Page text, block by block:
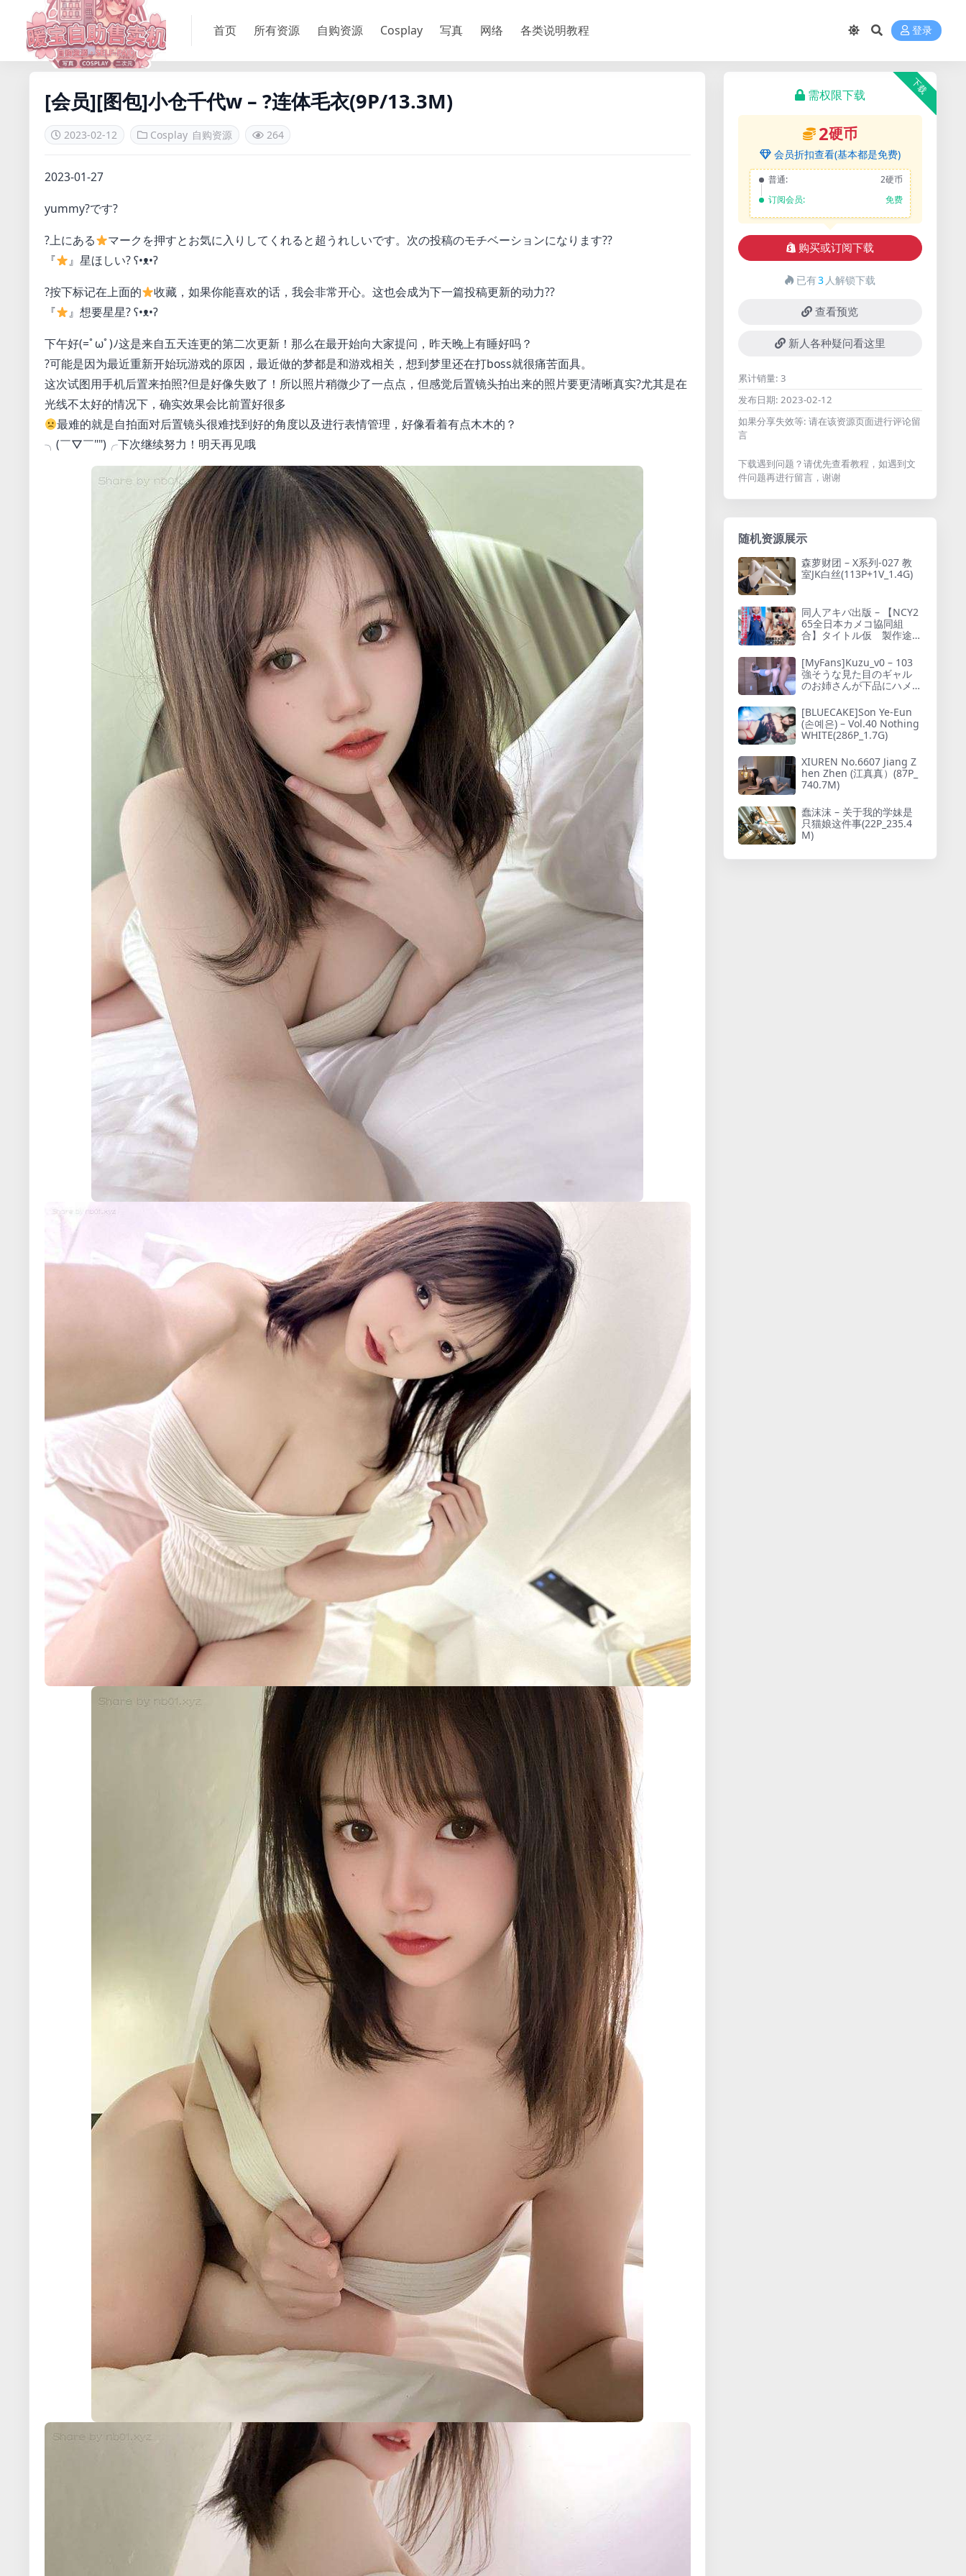
首页 所有资源 自购资源 Cosplay 写真 网络 各类说明教程 登录
[会员][图包]小仓千代w – ?连体毛衣(9P/13.3M)
2023-02-12 Cosplay 自购资源 264
2023-01-27
yummy?です?
?上にある
マークを押すとお気に入りしてくれると超うれしいです。次の投稿のモチベーションになります??
『
』星ほしい? ʕ•ᴥ•ʔ
?按下标记在上面的
收藏，如果你能喜欢的话，我会非常开心。这也会成为下一篇投稿更新的动力??
『
』想要星星? ʕ•ᴥ•ʔ
下午好(=ﾟωﾟ)ﾉ这是来自五天连更的第二次更新！那么在最开始向大家提问，昨天晚上有睡好吗？
?可能是因为最近重新开始玩游戏的原因，最近做的梦都是和游戏相关，想到梦里还在打boss就很痛苦面具。
这次试图用手机后置来拍照?但是好像失败了！所以照片稍微少了一点点，但感觉后置镜头拍出来的照片要更清晰真实?尤其是在
光线不太好的情况下，确实效果会比前置好很多
最难的就是自拍面对后置镜头很难找到好的角度以及进行表情管理，好像看着有点木木的？
╮(￣▽￣"")╭下次继续努力！明天再见哦
下载
需权限下载
2硬币
会员折扣查看(基本都是免费)
普通:
2硬币
订阅会员:
免费
购买或订阅下载
已有3 人解锁下载
查看预览
新人各种疑问看这里
累计销量: 3
发布日期: 2023-02-12
如果分享失效等: 请在该资源页面进行评论留
言
下载遇到问题？请优先查看教程，如遇到文
件问题再进行留言，谢谢
随机资源展示
森萝财团 – X系列-027 教
室JK白丝(113P+1V_1.4G)
同人アキバ出版 – 【NCY2
65全日本カメコ協同組
合】タイトル仮 製作途
開_889641
[MyFans]Kuzu_v0 – 103
強そうな見た目のギャル
のお姉さんが下品にハメ
るのエロくないですか
[BLUECAKE]Son Ye-Eun
(손예은) – Vol.40 Nothing
WHITE(286P_1.7G)
XIUREN No.6607 Jiang Z
hen Zhen (江真真）(87P_
740.7M)
蠢沫沫 – 关于我的学妹是
只猫娘这件事(22P_235.4
M)